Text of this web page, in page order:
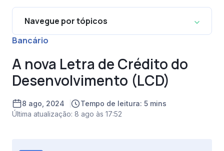
Navegue por tópicos
Bancário
A nova Letra de Crédito do
Desenvolvimento (LCD)
8 ago, 2024
Tempo de leitura: 5 mins
Última atualização: 8 ago às 17:52